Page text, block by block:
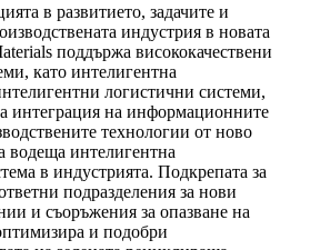
в развитието, задачите и
индустрия в новата
поддържа висококачествени
като интелигентна
логистични системи,
интеграция на информационните
технологии от ново
водеща интелигентна
в индустрията. Подкрепата за
подразделения за нови
и съоръжения за опазване на
и подобри